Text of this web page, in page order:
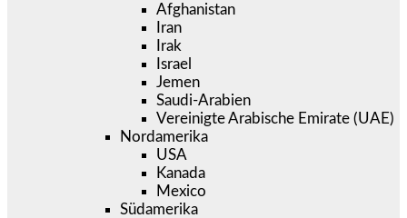
Afghanistan
Iran
Irak
Israel
Jemen
Saudi-Arabien
Vereinigte Arabische Emirate (UAE)
Nordamerika
USA
Kanada
Mexico
Südamerika